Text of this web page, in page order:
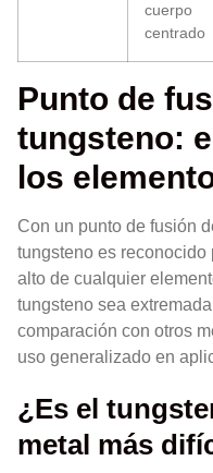
cuerpo
centrado
Punto de
tungsteno:
los
Con un punto de fusión
tungsteno es reconocido
alto de cualquier
tungsteno sea
comparación con otros
uso generalizado en
¿Es el
metal más